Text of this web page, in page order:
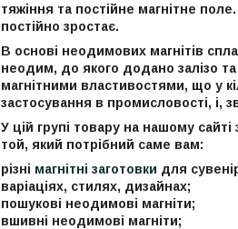
тяжіння та постійне магнітне
постійно зростає.
В основі неодимових магнітів
неодим, до якого додано залізо
магнітними властивостями, що у
застосування в промисловості, і,
У цій групі товару на нашому
той, який потрібний саме вам:
різні магнітні заготовки для
варіаціях, стилях, дизайнах;
пошукові неодимові магніти;
вшивні неодимові магніти;